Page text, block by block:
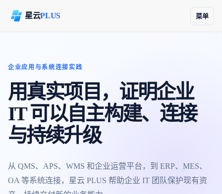
星云PLUS 菜单
企业应用与系统连接实践
用真实项目，证明企业
IT 可以自主构建、连接
与持续升级
从 QMS、APS、WMS 和企业运营平台，到 ERP、MES、
OA 等系统连接，星云 PLUS 帮助企业 IT 团队保护现有资